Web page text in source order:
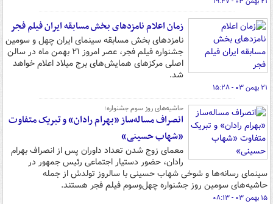
زمان اعلام نامزدهای بخش مسابقه ایران فیلم فجر
نامزدهای بخش مسابقه سینمای ایران چهل و سومین
جشنواره فیلم فجر، عصر امروز ۲۱ بهمن ماه در سالن
اصلی مرکزهای همایش‌های برج میلاد اعلام خواهد
شد.
۲۱ بهمن ۰۳ - ۱۵:۲۸
حاشیه‌های روز سوم جشنواره؛
انصراف مساله‌ساز «بهرام رادان» و تبریک متفاوت
«شهاب حسینی»
معمای زوج شدن تعداد داوران پس از انصراف بهرام
رادان، حضور دستیار اجتماعی رئیس‌ جمهور در
سینمای رسانه‌ها و شوخی شهاب حسینی با سالروز تولدش از جمله
حاشیه‌های سومین روز جشنواره چهل‌وسوم فیلم فجر هستند.
۱۵ بهمن ۰۳ - ۰۸:۱۳